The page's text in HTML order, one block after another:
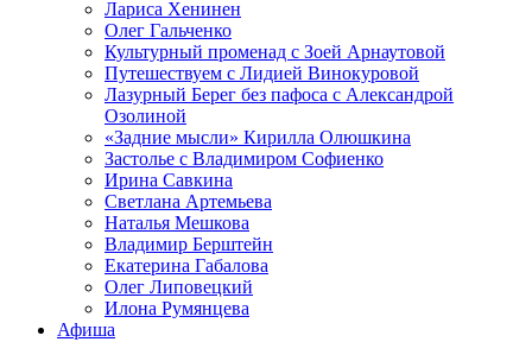
Лариса Хенинен
Олег Гальченко
Культурный променад с Зоей Арнаутовой
Путешествуем с Лидией Винокуровой
Лазурный Берег без пафоса с Александрой
Озолиной
«Задние мысли» Кирилла Олюшкина
Застолье с Владимиром Софиенко
Ирина Савкина
Светлана Артемьева
Наталья Мешкова
Владимир Берштейн
Екатерина Габалова
Олег Липовецкий
Илона Румянцева
Афиша